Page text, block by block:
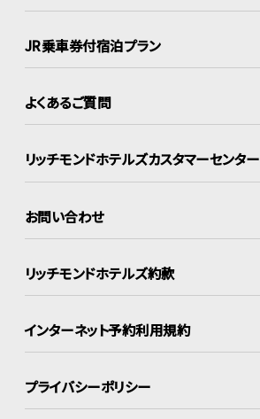
JR乗車券付宿泊プラン
よくあるご質問
リッチモンドホテルズカスタマーセンター
お問い合わせ
リッチモンドホテルズ約款
インターネット予約利用規約
プライバシーポリシー